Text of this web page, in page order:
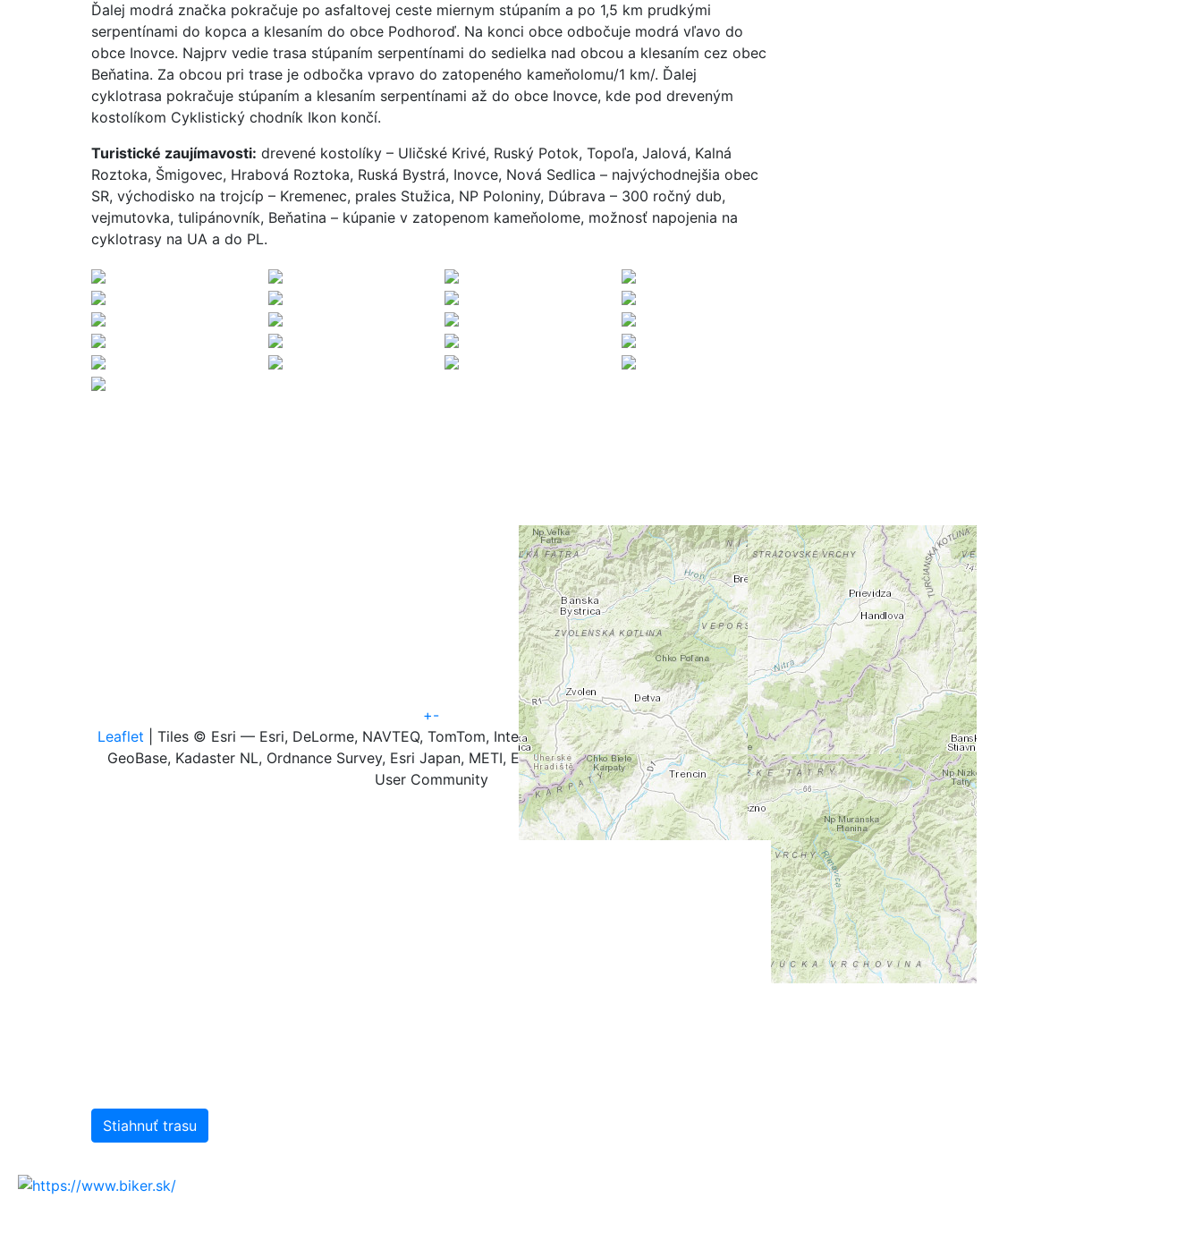
Ďalej modrá značka pokračuje po asfaltovej ceste miernym stúpaním a po 1,5 km prudkými
serpentínami do kopca a klesaním do obce Podhoroď. Na konci obce odbočuje modrá vľavo do
obce Inovce. Najprv vedie trasa stúpaním serpentínami do sedielka nad obcou a klesaním cez obec
Beňatina. Za obcou pri trase je odbočka vpravo do zatopeného kameňolomu/1 km/. Ďalej
cyklotrasa pokračuje stúpaním a klesaním serpentínami až do obce Inovce, kde pod dreveným
kostolíkom Cyklistický chodník Ikon končí.
Turistické zaujímavosti: drevené kostolíky – Uličské Krivé, Ruský Potok, Topoľa, Jalová, Kalná
Roztoka, Šmigovec, Hrabová Roztoka, Ruská Bystrá, Inovce, Nová Sedlica – najvýchodnejšia obec
SR, východisko na trojcíp – Kremenec, prales Stužica, NP Poloniny, Dúbrava – 300 ročný dub,
vejmutovka, tulipánovník, Beňatina – kúpanie v zatopenom kameňolome, možnosť napojenia na
cyklotrasy na UA a do PL.
+-
Leaflet | Tiles © Esri — Esri, DeLorme, NAVTEQ, TomTom, Intermap, iPC, USGS, FAO, NPS, NRCAN,
GeoBase, Kadaster NL, Ordnance Survey, Esri Japan, METI, Esri China (Hong Kong), and the GIS
User Community
Stiahnuť trasu